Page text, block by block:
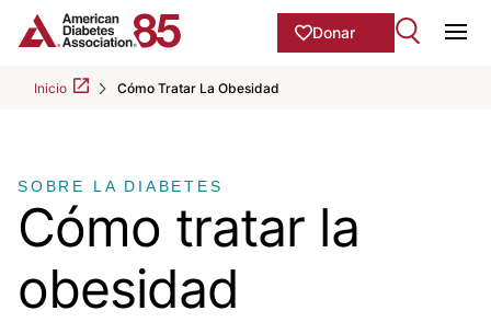
Skip to Main content
Donar
Inicio Cómo Tratar La Obesidad
main
content
SOBRE LA DIABETES
Cómo tratar la
obesidad